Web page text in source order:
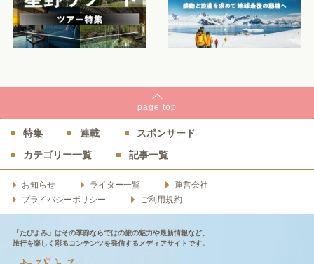
page top
特集 連載
スポンサード
カテゴリー一覧
記事一覧
お知らせ ライター一覧
運営会社
プライバシーポリシー
ご利用規約
「たびよみ」はその季節ならではの旅の魅力や最新情報など、
旅行を楽しく彩るコンテンツを発信するメディアサイトです。